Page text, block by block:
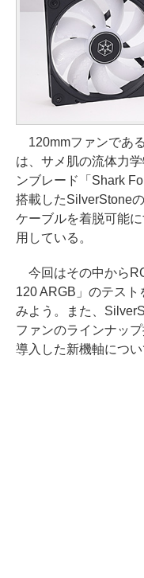
120mmファンであ
は、サメ肌の流体力
ンブレード「Shark
搭載したSilverStone
ケーブルを着脱可能
用している。
今回はその中から
120 ARGB」のテス
みよう。また、
ファンのラインナッ
導入した新機軸につ